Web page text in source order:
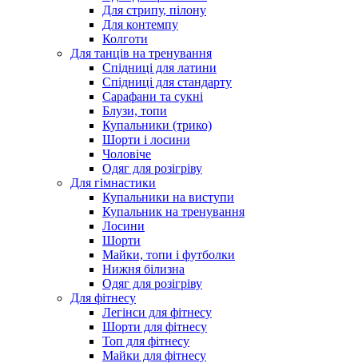
Для стрипу, пілону
Для контемпу
Колготи
Для танців на тренування
Спідниці для латини
Спідниці для стандарту
Сарафани та сукні
Блузи, топи
Купальники (трико)
Шорти і лосини
Чоловіче
Одяг для розігріву
Для гімнастики
Купальники на виступи
Купальник на тренування
Лосини
Шорти
Майки, топи і футболки
Нижня білизна
Одяг для розігріву
Для фітнесу
Легінси для фітнесу
Шорти для фітнесу
Топ для фітнесу
Майки для фітнесу